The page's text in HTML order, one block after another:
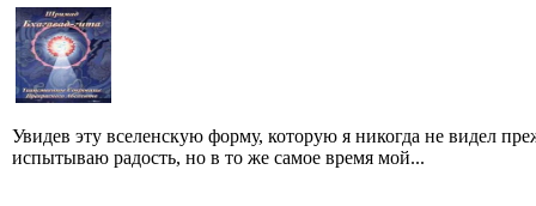
Увидев эту вселенскую форму, которую я никогда не видел
испытываю радость, но в то же самое время мой...